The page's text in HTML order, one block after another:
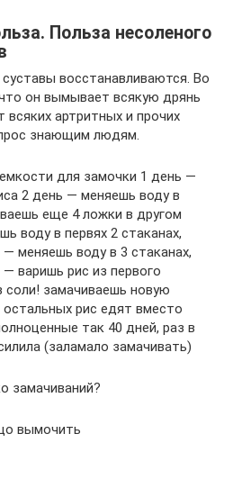
Польза несоленого
восстанавливаются. Во
он вымывает всякую дрянь
всяких артритных и прочих
знающим людям.
для замочки 1 день —
2 день — меняешь воду в
еще 4 ложки в другом
воду в первях 2 стаканах,
меняешь воду в 3 стаканах,
варишь рис из первого
соли! замачиваешь новую
рис едят вместо
так 40 дней, раз в
(заламало замачивать)
замачиваний?
вымочить